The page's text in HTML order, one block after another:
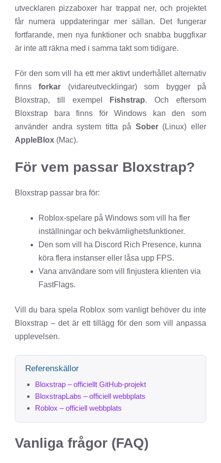
utvecklaren pizzaboxer har trappat ner, och projektet
får numera uppdateringar mer sällan. Det fungerar
fortfarande, men nya funktioner och snabba buggfixar
är inte att räkna med i samma takt som tidigare.
För den som vill ha ett mer aktivt underhållet alternativ
finnsforkar (vidareutvecklingar) som bygger på
Bloxstrap, till exempel
Fishstrap. Och eftersom
Bloxstrap bara finns för Windows kan den som
använder andra system titta på Sober(Linux) eller
AppleBlox (Mac).
För vem passar Bloxstrap?
Bloxstrap passar bra för:
Roblox-spelare på Windows som vill ha fler
inställningar och bekvämlighetsfunktioner.
Den som vill ha Discord Rich Presence, kunna
köra flera instanser eller låsa upp FPS.
Vana användare som vill finjustera klienten via
FastFlags.
Vill du bara spela Roblox som vanligt behöver du inte
Bloxstrap – det är ett tillägg för den som vill anpassa
upplevelsen.
Referenskällor
Bloxstrap – officiellt GitHub-projekt
BloxstrapLabs – officiell webbplats
Roblox – officiell webbplats
Vanliga frågor (FAQ)